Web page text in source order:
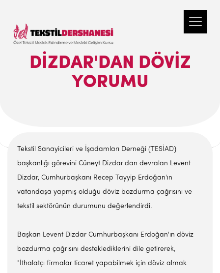
DIZDAR'DAN DÖVIZ
YORUMU
Tekstil Sanayicileri ve İşadamları Derneği (TESİAD)
başkanlığı görevini Cüneyt Dizdar'dan devralan Levent
Dizdar, Cumhurbaşkanı Recep Tayyip Erdoğan'ın
vatandaşa yapmış olduğu döviz bozdurma çağrısını ve
tekstil sektörünün durumunu değerlendirdi.
Başkan Levent Dizdar Cumhurbaşkanı Erdoğan'ın döviz
bozdurma çağrısını desteklediklerini dile getirerek,
"İthalatçı firmalar ticaret yapabilmek için döviz almak